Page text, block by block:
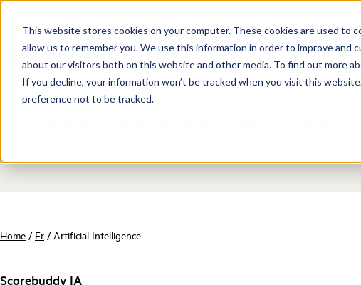
This website stores cookies on your computer. These cookies are used
allow us to remember you. We use this information in order to improve and
about our visitors both on this website and other media. To find out more
If you decline, your information won’t be tracked when you visit this
preference not to be tracked.
Scorebuddy s'appelle désormais
Home / Fr / Artificial Intelligence
Scorebuddy IA